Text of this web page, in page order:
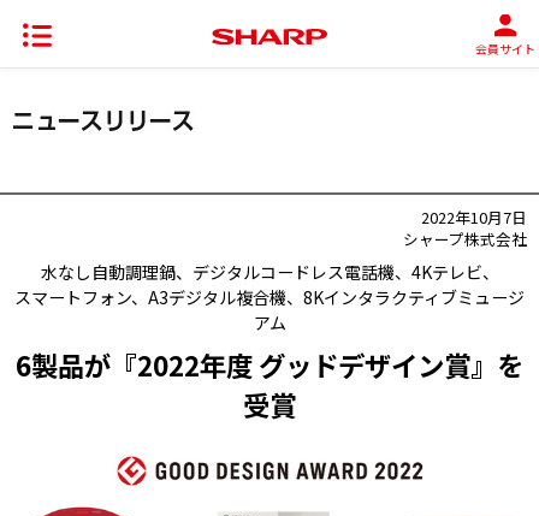
会員サイト
2022年10月7日
シャープ株式会社
水なし自動調理鍋、デジタルコードレス電話機、4Kテレビ、
スマートフォン、A3デジタル複合機、8Kインタラクティブミュージ
アム
6製品が『2022年度 グッドデザイン賞』を
受賞